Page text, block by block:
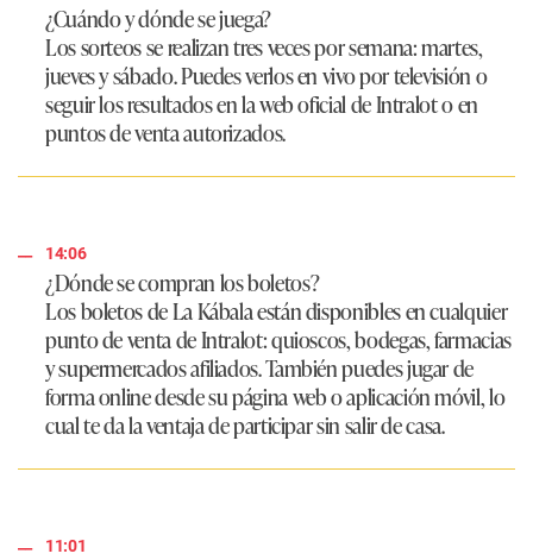
¿Cuándo y dónde se juega?
Los sorteos se realizan tres veces por semana: martes,
jueves y sábado. Puedes verlos en vivo por televisión o
seguir los resultados en la web oficial de Intralot o en
puntos de venta autorizados.
14:06
¿Dónde se compran los boletos?
Los boletos de La Kábala están disponibles en cualquier
punto de venta de Intralot: quioscos, bodegas, farmacias
y supermercados afiliados. También puedes jugar de
forma online desde su página web o aplicación móvil, lo
cual te da la ventaja de participar sin salir de casa.
11:01